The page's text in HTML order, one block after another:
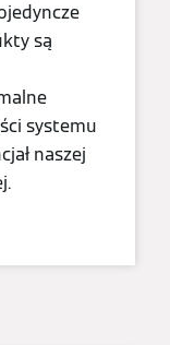
są
systemu
naszej